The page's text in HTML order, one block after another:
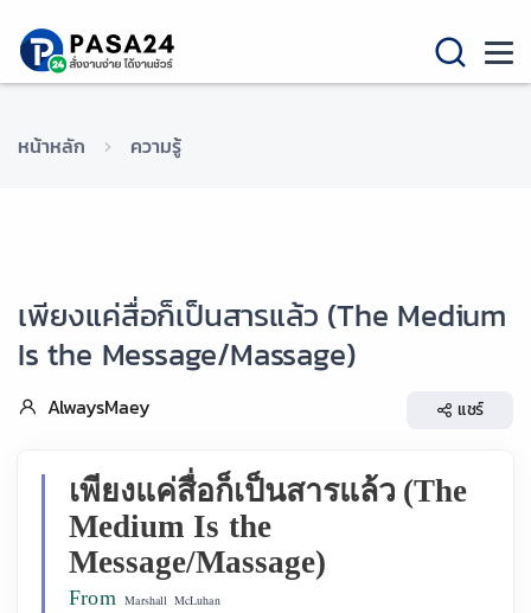
หน้าหลัก ความรู้
เพียงแค่สื่อก็เป็นสารแล้ว (The Medium
Is the Message/Massage)
AlwaysMaey แชร์
เพียงแค่สื่อก็เป็นสารแล้ว (The
Medium Is the
Message/Massage)
FromMarshall McLuhan